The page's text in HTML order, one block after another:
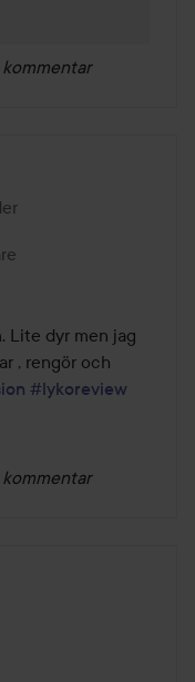
3 månader
Lite dyr men jag
, rengör och
#lykoreview